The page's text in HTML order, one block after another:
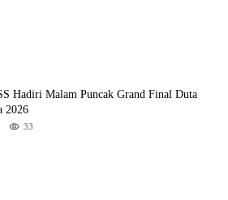
Hadiri Malam Puncak Grand Final Duta
2026
33